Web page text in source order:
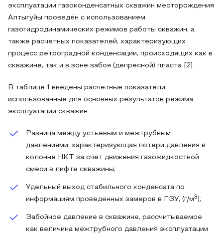
эксплуатации газоконденсатных скважин месторождения
Алтыгуйы проведён с использованием
газогидродинамических режимов работы скважин, а
также расчетных показателей, характеризующих
процесс ретроградной конденсации, происходящих как в
скважине, так и в зоне забоя (депресной) пласта [2].
В таблице 1 введены расчетные показатели,
использованные для основных результатов режима
эксплуатации скважин:
Разница между устьевым и межтрубным
давлениями, характеризующая потери давления в
колонне НКТ за счет движения газожидкостной
смеси в лифте скважины;
Удельный выход стабильного конденсата по
информациям проведенных замеров в ГЗУ, (г/м3 );
Забойное давление в скважине, рассчитываемое
как величина межтрубного давления эксплуатации